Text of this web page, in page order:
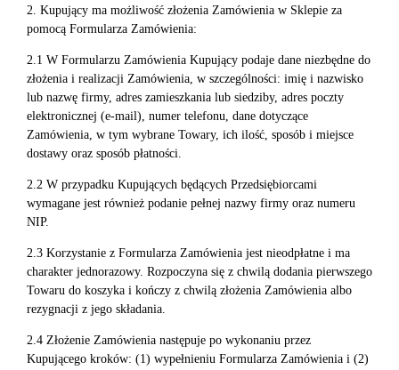
2. Kupujący ma możliwość złożenia Zamówienia w Sklepie za
pomocą Formularza Zamówienia:
2.1 W Formularzu Zamówienia Kupujący podaje dane niezbędne do
złożenia i realizacji Zamówienia, w szczególności: imię i nazwisko
lub nazwę firmy, adres zamieszkania lub siedziby, adres poczty
elektronicznej (e-mail), numer telefonu, dane dotyczące
Zamówienia, w tym wybrane Towary, ich ilość, sposób i miejsce
dostawy oraz sposób płatności.
2.2 W przypadku Kupujących będących Przedsiębiorcami
wymagane jest również podanie pełnej nazwy firmy oraz numeru
NIP.
2.3 Korzystanie z Formularza Zamówienia jest nieodpłatne i ma
charakter jednorazowy. Rozpoczyna się z chwilą dodania pierwszego
Towaru do koszyka i kończy z chwilą złożenia Zamówienia albo
rezygnacji z jego składania.
2.4 Złożenie Zamówienia następuje po wykonaniu przez
Kupującego kroków: (1) wypełnieniu Formularza Zamówienia i (2)